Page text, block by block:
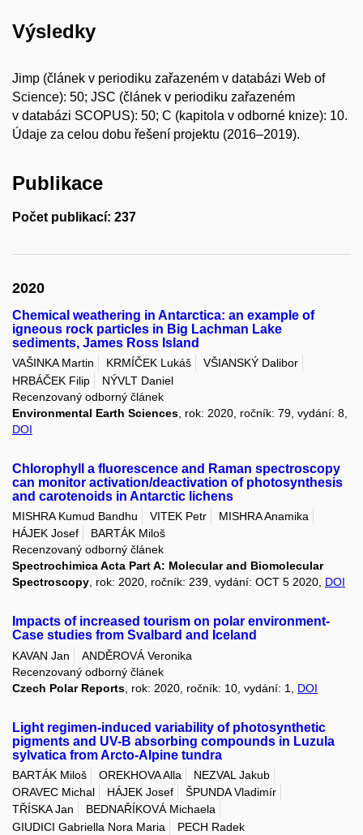
Výsledky
Jimp (článek v periodiku zařazeném v databázi Web of
Science): 50; JSC (článek v periodiku zařazeném
v databázi SCOPUS): 50; C (kapitola v odborné knize): 10.
Údaje za celou dobu řešení projektu (2016–2019).
Publikace
Počet publikací: 237
2020
Chemical weathering in Antarctica: an example of
igneous rock particles in Big Lachman Lake
sediments, James Ross Island
VAŠINKA Martin KRMÍČEK Lukáš
VŠIANSKÝ Dalibor
HRBÁČEK Filip
NÝVLT Daniel
Recenzovaný odborný článek
Environmental Earth Sciences , rok: 2020, ročník: 79, vydání: 8,
DOI
Chlorophyll a fluorescence and Raman spectroscopy
can monitor activation/deactivation of photosynthesis
and carotenoids in Antarctic lichens
MISHRA Kumud Bandhu VITEK Petr
MISHRA Anamika
HÁJEK Josef
BARTÁK Miloš
Recenzovaný odborný článek
Spectrochimica Acta Part A: Molecular and Biomolecular
Spectroscopy, rok: 2020, ročník: 239, vydání: OCT 5 2020, DOI
Impacts of increased tourism on polar environment-
Case studies from Svalbard and Iceland
KAVAN Jan
ANDĚROVÁ Veronika
Recenzovaný odborný článek
Czech Polar Reports , rok: 2020, ročník: 10, vydání: 1, DOI
Light regimen-induced variability of photosynthetic
pigments and UV-B absorbing compounds in Luzula
sylvatica from Arcto-Alpine tundra
BARTÁK Miloš OREKHOVA Alla
NEZVAL Jakub
ORAVEC Michal
HÁJEK Josef
ŠPUNDA Vladimír
TŘÍSKA Jan
BEDNAŘÍKOVÁ Michaela
GIUDICI Gabriella Nora Maria
PECH Radek